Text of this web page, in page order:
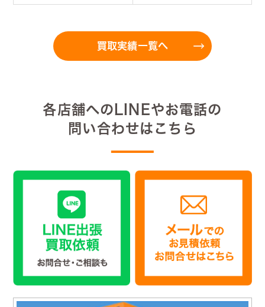
買取実績一覧へ
各店舗へのLINEやお電話の
問い合わせはこちら